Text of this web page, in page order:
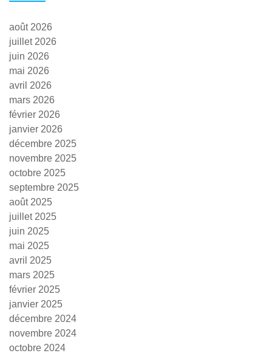
août 2026
juillet 2026
juin 2026
mai 2026
avril 2026
mars 2026
février 2026
janvier 2026
décembre 2025
novembre 2025
octobre 2025
septembre 2025
août 2025
juillet 2025
juin 2025
mai 2025
avril 2025
mars 2025
février 2025
janvier 2025
décembre 2024
novembre 2024
octobre 2024